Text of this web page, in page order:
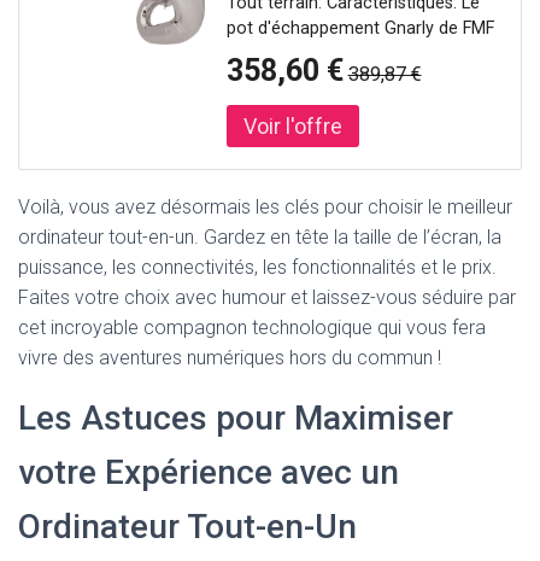
pot d'échappement Gnarly de FMF
est conçu par ordinateur et testé
au dynamomètre pour cibler les
gains de puissance adaptés à
chaque moto tout terrain.Le pot
une performance et une de qualité
optimale.Le gain de puissance est
axé sur le bas et mi-
régime.Fabriqué en acier de calibre
de 18.
358,60 € 389,87 €
Voilà, vous avez désormais les clés pour choisir le meilleur
ordinateur tout-en-un. Gardez en tête la taille de l’écran, la
puissance, les connectivités, les fonctionnalités et le prix.
Faites votre choix avec humour et laissez-vous séduire par
cet incroyable compagnon technologique qui vous fera
vivre des aventures numériques hors du commun !
Les Astuces pour Maximiser
votre Expérience avec un
Ordinateur Tout-en-Un